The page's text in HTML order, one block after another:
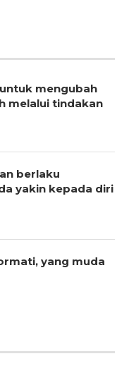
mengubah
melalui tindakan
berlaku
yakin kepada diri
yang muda